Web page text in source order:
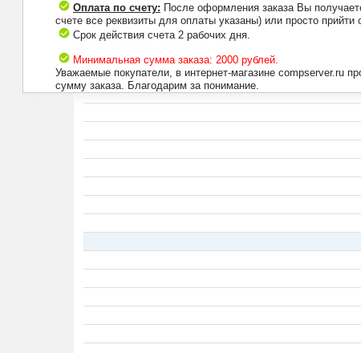
Оплата по счету: После оформления заказа Вы
счете все реквизиты для оплаты указаны) или просто
Срок действия счета 2 рабочих дня.
Минимальная сумма заказа: 2000 рублей.
Уважаемые покупатели, в интернет-магазине compserver.ru
сумму заказа. Благодарим за понимание.